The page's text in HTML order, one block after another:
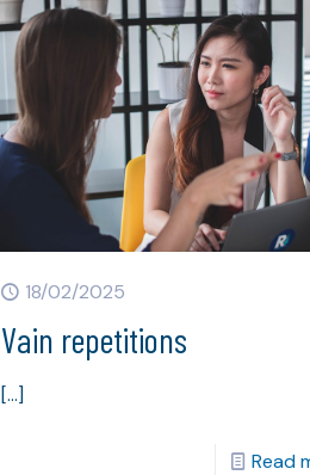
18/02/2025
Vain repetitions
[…]
Read